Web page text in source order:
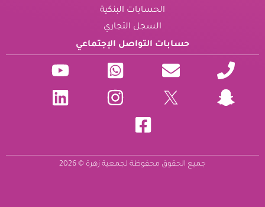
الحسابات البنكية
السجل التجاري
حسابات التواصل الإجتماعي
جميع الحقوق محفوظة لجمعية زهرة © 2026